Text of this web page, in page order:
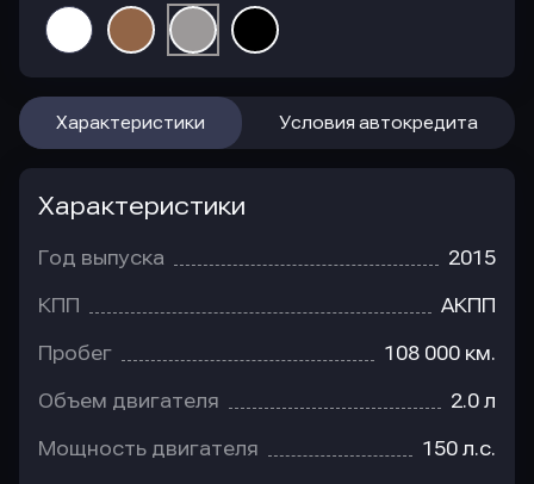
Характеристики Условия автокредита
Характеристики
Год выпуска 2015
КПП АКПП
Пробег 108 000 км.
Объем двигателя 2.0 л
Мощность двигателя 150 л.с.